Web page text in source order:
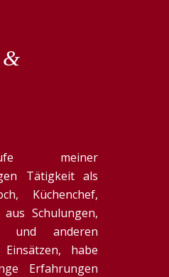
&
meiner
Tätigkeit als
Küchenchef,
Schulungen,
und anderen
habe
Erfahrungen